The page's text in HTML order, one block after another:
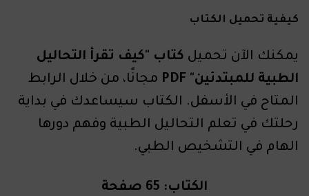
كيفية تحميل الكتاب
يمكنك الآن تحميل كتاب "كيف تقرأ التحاليل
الطبية للمبتدئين" PDF
مجانًا، من خلال الرابط
المتاح في الأسفل. الكتاب سيساعدك في بداية
رحلتك في تعلم التحاليل الطبية وفهم دورها
الهام في التشخيص الطبي.
الكتاب: 65 صفحة